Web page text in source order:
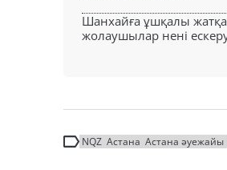
Шанхайға ұшқалы
жолаушылар нені
NQZ Астана Астана әуежайы